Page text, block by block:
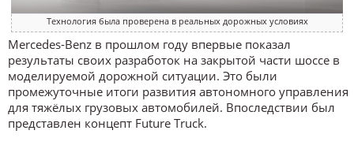
Технология была проверена в реальных дорожных условиях
Mercedes-Benz в прошлом году впервые показал
результаты своих разработок на закрытой части шоссе в
моделируемой дорожной ситуации. Это были
промежуточные итоги развития автономного управления
для тяжёлых грузовых автомобилей. Впоследствии был
представлен концепт Future Truck.